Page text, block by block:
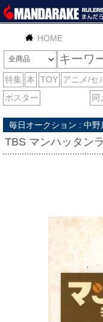
HOME
毎日オークション : 中野
TBS マンハッタン